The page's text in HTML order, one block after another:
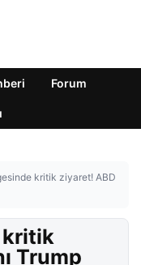
Forum
kritik ziyaret! ABD
kritik
Trump